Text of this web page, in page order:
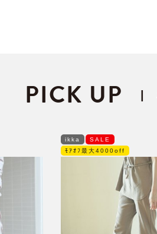
PICK UP
ikka
SALE
ﾓｱｵﾌ最大4000off